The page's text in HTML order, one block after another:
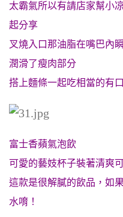
太霸氣所以有請店家幫小
起分享
叉燒入口那油脂在嘴巴內
潤滑了瘦肉部分
搭上麵條一起吃相當的有口
富士香蘋氣泡飲
可愛的藝妓杯子裝著清爽
這款是很解膩的飲品，如
水唷！